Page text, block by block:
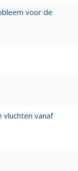
voor de
vluchten vanaf